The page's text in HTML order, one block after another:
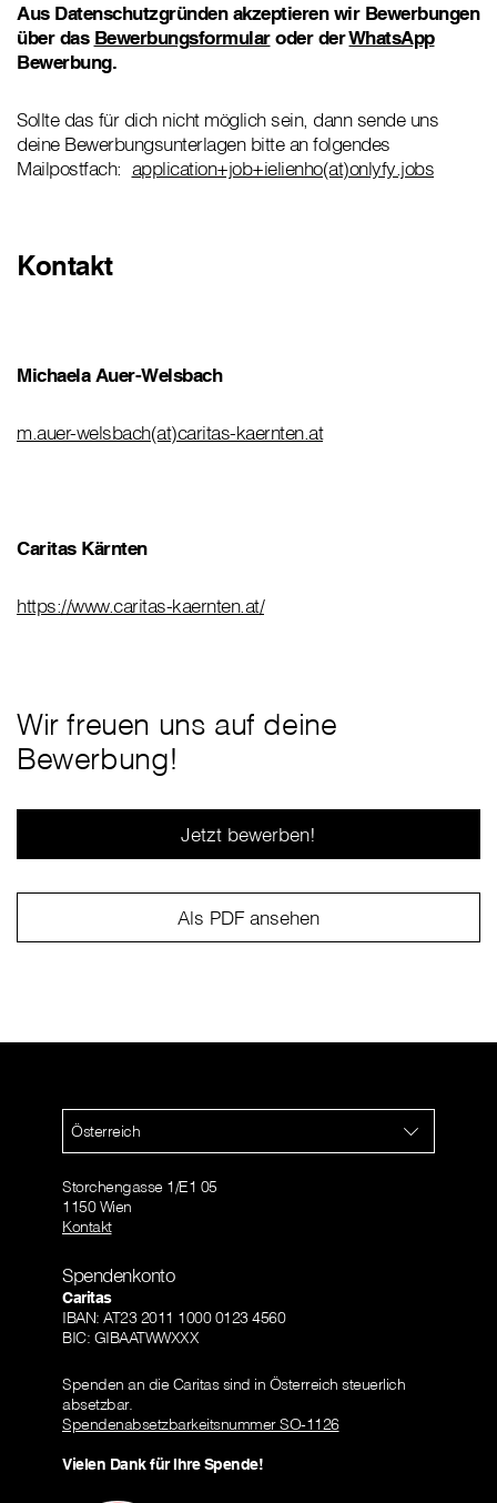
Aus Datenschutzgründen akzeptieren wir Bewerbungen
über das Bewerbungsformularoder derWhatsApp
Bewerbung.
Sollte das für dich nicht möglich sein, dann sende uns
deine Bewerbungsunterlagen bitte an folgendes
Mailpostfach: application+job+ielienho(at)onlyfy.jobs
Kontakt
Michaela Auer-Welsbach
m.auer-welsbach(at)caritas-kaernten.at
Caritas Kärnten
https://www.caritas-kaernten.at/
Wir freuen uns auf deine
Bewerbung!
Jetzt bewerben!
Als PDF ansehen
Österreich
Storchengasse 1/E1 05
1150 Wien
Kontakt
Spendenkonto
Caritas
IBAN: AT23 2011 1000 0123 4560
BIC: GIBAATWWXXX
Spenden an die Caritas sind in Österreich steuerlich
absetzbar.
Spendenabsetzbarkeitsnummer SO-1126
Vielen Dank für Ihre Spende!